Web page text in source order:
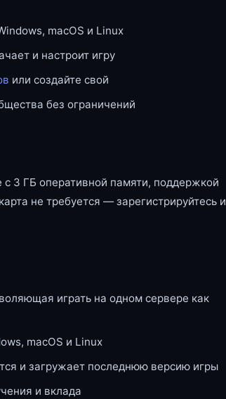
macOS и Linux
и настроит игру
или создайте свой
без ограничений
с 3 ГБ оперативной памяти, поддержкой
не требуется — зарегистрируйтесь и
играть на одном сервере как
macOS и Linux
и загружает последнюю версию игры
и вклада